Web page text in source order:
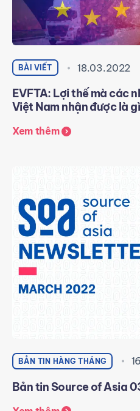
BÀI VIẾT 18.03.2022
EVFTA: Lợi thế mà các
Việt Nam nhận được là
Xem thêm
BẢN TIN HÀNG THÁNG
Bản tin Source of Asia